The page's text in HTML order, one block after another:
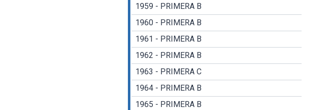
1959 - PRIMERA B
1960 - PRIMERA B
1961 - PRIMERA B
1962 - PRIMERA B
1963 - PRIMERA C
1964 - PRIMERA B
1965 - PRIMERA B